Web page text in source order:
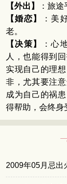
【外出】
：旅
【婚恋】
：美
老。
【决策】
：心
人，也能得到
实现自己的理
非，尤其要注
成为自己的祸
得帮助，会终身
2009年05月忌出